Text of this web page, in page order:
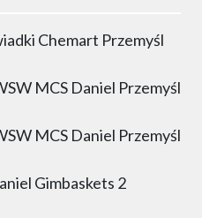
Chemart Przemyśl
MCS Daniel Przemyśl
MCS Daniel Przemyśl
Gimbaskets 2